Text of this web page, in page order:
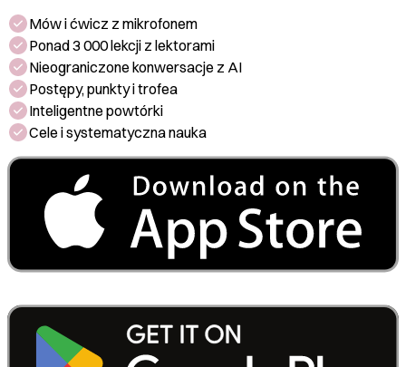
Mów i ćwicz z mikrofonem
Ponad 3 000 lekcji z lektorami
Nieograniczone konwersacje z AI
Postępy, punkty i trofea
Inteligentne powtórki
Cele i systematyczna nauka